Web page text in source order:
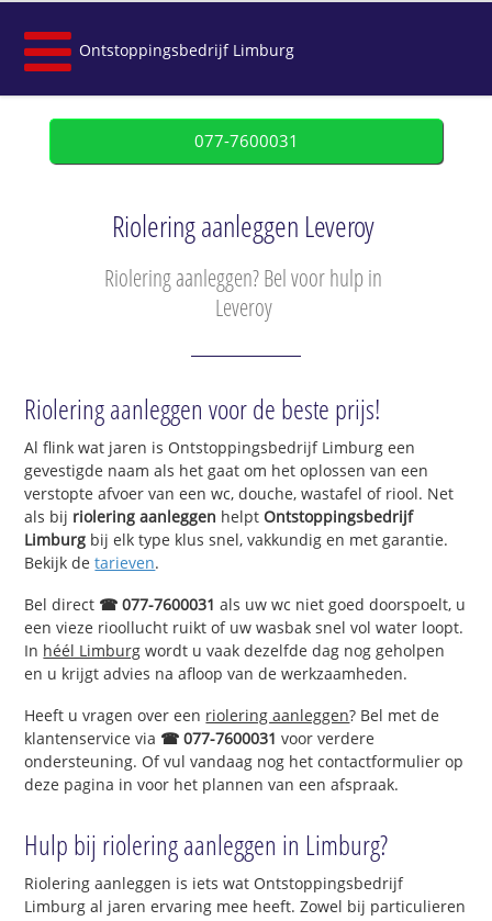
Ontstoppingsbedrijf Limburg
077-7600031
Riolering aanleggen Leveroy
Riolering aanleggen? Bel voor hulp in
Leveroy
Riolering aanleggen voor de beste prijs!
Al flink wat jaren is Ontstoppingsbedrijf Limburg een
gevestigde naam als het gaat om het oplossen van een
verstopte afvoer van een wc, douche, wastafel of riool. Net
als bij riolering aanleggen helptOntstoppingsbedrijf
Limburg bij elk type klus snel, vakkundig en met garantie.
Bekijk detarieven.
Bel direct ☎ 077-7600031 als uw wc niet goed doorspoelt, u
een vieze rioollucht ruikt of uw wasbak snel vol water loopt.
In héél Limburg wordt u vaak dezelfde dag nog geholpen
en u krijgt advies na afloop van de werkzaamheden.
Heeft u vragen over een riolering aanleggen? Bel met de
klantenservice via ☎ 077-7600031 voor verdere
ondersteuning. Of vul vandaag nog het contactformulier op
deze pagina in voor het plannen van een afspraak.
Hulp bij riolering aanleggen in Limburg?
Riolering aanleggen is iets wat Ontstoppingsbedrijf
Limburg al jaren ervaring mee heeft. Zowel bij particulieren